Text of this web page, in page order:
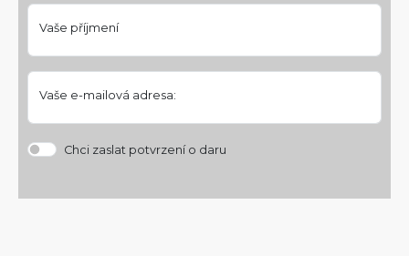
Vaše příjmení
Vaše e-mailová adresa:
Chci zaslat potvrzení o daru